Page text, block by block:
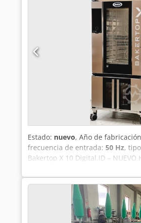
Estado: nuevo, Año de
frecuencia de entrada: 50 Hz,
Bakertop X 10 Digital.ID –
condensador de vapor Armario
nosotros, probado según DGUV
mm (AnxPrxAl) Horno NUEVO y